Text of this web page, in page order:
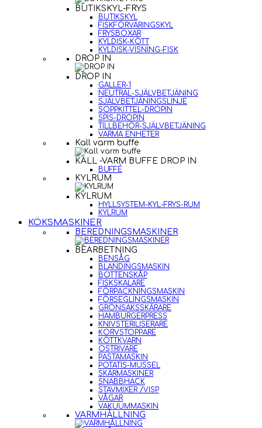
BUTIKSKYL-FRYS
BUTIKSKYL
FISKFÖRVARINGSKYL
FRYSBOXAR
KYLDISK-KÖTT
KYLDISK-VISNING-FISK
DROP IN
DROP IN
GALLER-1
NEUTRAL-SJÄLVBETJÄNING
SJÄLVBETJÄNINGSLINJE
SOPPKITTEL-DROPIN
SPIS-DROPIN
TILLBEHÖR-SJÄLVBETJÄNING
VARMA ENHETER
Kall varm buffe
KALL -VARM BUFFE DROP IN
BUFFÉ
KYLRUM
KYLRUM
HYLLSYSTEM-KYL-FRYS-RUM
KYLRUM
KÖKSMASKINER
BEREDNINGSMASKINER
BEARBETNING
BENSÅG
BLANDINGSMASKIN
BOTTENSKÅP
FISKSKALARE
FÖRPACKNINGSMASKIN
FÖRSEGLINGSMASKIN
GRÖNSAKSSKÄRARE
HAMBURGERPRESS
KNIVSTERILISERARE
KORVSTOPPARE
KÖTTKVARN
OSTRIVARE
PASTAMASKIN
POTATIS-MUSSEL
SKÄRMASKINER
SNABBHACK
STAVMIXER /VISP
VÅGAR
VAKUUMMASKIN
VARMHÅLLNING